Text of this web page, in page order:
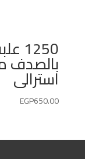
بالصدف
استرالى
EGP650.00